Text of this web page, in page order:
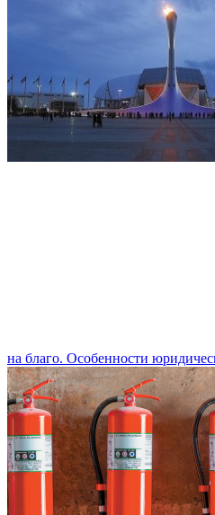
на благо. Особенности